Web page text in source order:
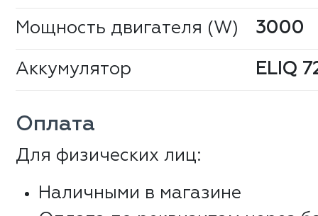
Мощность двигателя (W) 3000
Аккумулятор ELIQ
Оплата
Для физических лиц:
Наличными в магазине